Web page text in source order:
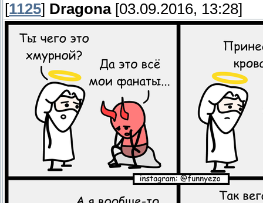
[1125] Dragona[03.09.2016, 13:28]